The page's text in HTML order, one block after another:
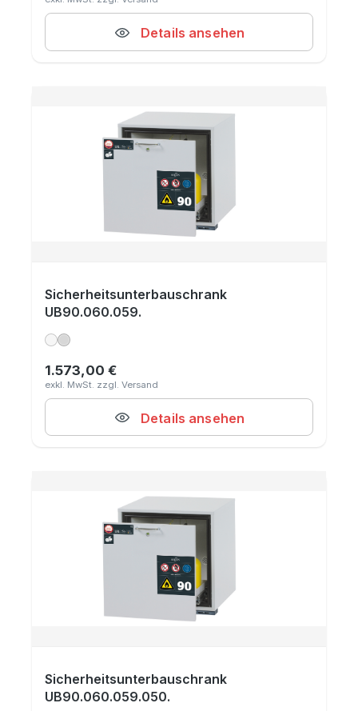
Details ansehen
Sicherheitsunterbauschrank
UB90.060.059.
Regulärer Preis:
1.573,00 €
Details ansehen
Sicherheitsunterbauschrank
UB90.060.059.050.